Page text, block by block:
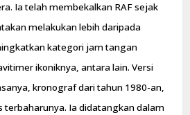
Ia telah membekalkan RAF sejak
melakukan lebih daripada
kategori jam tangan
ikoniknya, antara lain. Versi
kronograf dari tahun 1980-an,
terbaharunya. Ia didatangkan dalam